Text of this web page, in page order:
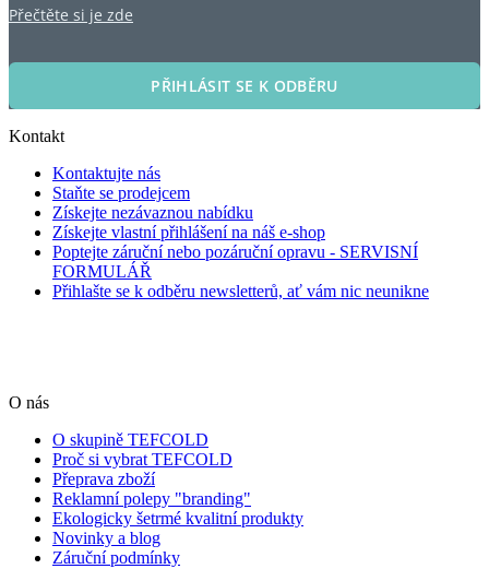
Přečtěte si je zde
PŘIHLÁSIT SE K ODBĚRU
Kontakt
Kontaktujte nás
Staňte se prodejcem
Získejte nezávaznou nabídku
Získejte vlastní přihlášení na náš e-shop
Poptejte záruční nebo pozáruční opravu - SERVISNÍ
FORMULÁŘ
Přihlašte se k odběru newsletterů, ať vám nic neunikne
O nás
O skupině TEFCOLD
Proč si vybrat TEFCOLD
Přeprava zboží
Reklamní polepy "branding"
Ekologicky šetrmé kvalitní produkty
Novinky a blog
Záruční podmínky